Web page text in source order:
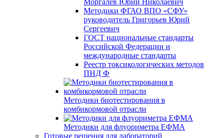
Моргалев Юрий Николаевич
Методики ФГАО ВПО «СФУ»
руководитель Григорьев Юрий
Сергеевич
ГОСТ национальные стандарты
Российской Федерации и
международные стандарты
Реестр токсикологических методов
ПНД Ф
Методики биотестирования в
комбикормовой отрасли
Методики для флуориметра ЕФМА
Готовые решения для лабораторий